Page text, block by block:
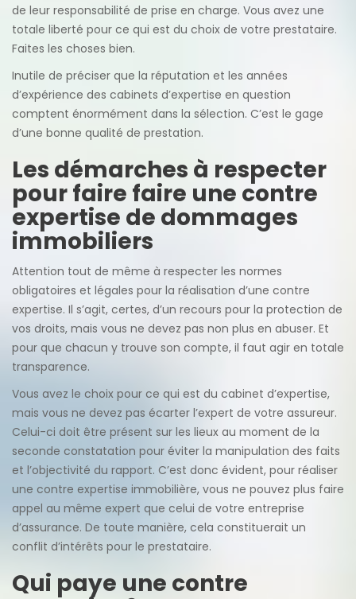
de leur responsabilité de prise en charge. Vous avez une
totale liberté pour ce qui est du choix de votre prestataire.
Faites les choses bien.
Inutile de préciser que la réputation et les années
d’expérience des cabinets d’expertise en question
comptent énormément dans la sélection. C’est le gage
d’une bonne qualité de prestation.
Les démarches à respecter
pour faire faire une contre
expertise de dommages
immobiliers
Attention tout de même à respecter les normes
obligatoires et légales pour la réalisation d’une contre
expertise. Il s’agit, certes, d’un recours pour la protection de
vos droits, mais vous ne devez pas non plus en abuser. Et
pour que chacun y trouve son compte, il faut agir en totale
transparence.
Vous avez le choix pour ce qui est du cabinet d’expertise,
mais vous ne devez pas écarter l’expert de votre assureur.
Celui-ci doit être présent sur les lieux au moment de la
seconde constatation pour éviter la manipulation des faits
et l’objectivité du rapport. C’est donc évident, pour réaliser
une contre expertise immobilière, vous ne pouvez plus faire
appel au même expert que celui de votre entreprise
d’assurance. De toute manière, cela constituerait un
conflit d’intérêts pour le prestataire.
Qui paye une contre